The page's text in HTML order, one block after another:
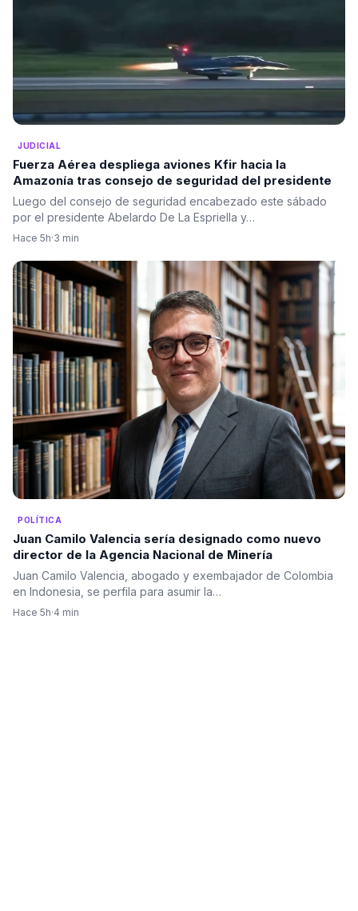
JUDICIAL
Fuerza Aérea despliega aviones Kfir hacia la
Amazonía tras consejo de seguridad del presidente
Luego del consejo de seguridad encabezado este sábado
por el presidente Abelardo De La Espriella y…
Hace 5h·3 min
POLÍTICA
Juan Camilo Valencia sería designado como nuevo
director de la Agencia Nacional de Minería
Juan Camilo Valencia, abogado y exembajador de Colombia
en Indonesia, se perfila para asumir la…
Hace 5h·4 min